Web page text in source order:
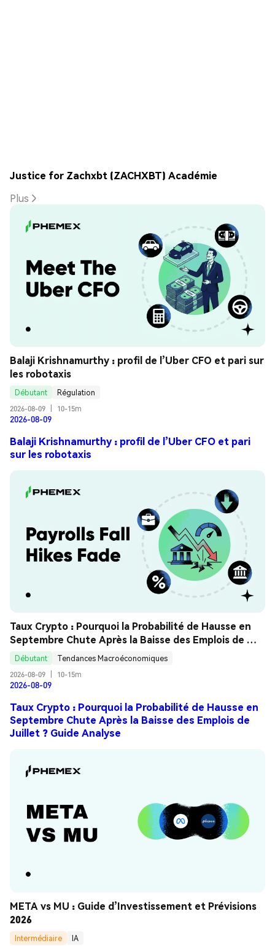
Justice for Zachxbt (ZACHXBT) Académie
Plus
Balaji Krishnamurthy : profil de l’Uber CFO et pari sur
les robotaxis
Débutant
Régulation
2026-08-09
10-15m
2026-08-09
Balaji Krishnamurthy : profil de l’Uber CFO et pari
sur les robotaxis
Taux Crypto : Pourquoi la Probabilité de Hausse en
Septembre Chute Après la Baisse des Emplois de
Juillet ? Guide Analyse
Débutant
Tendances Macroéconomiques
2026-08-09
10-15m
2026-08-09
Taux Crypto : Pourquoi la Probabilité de Hausse en
Septembre Chute Après la Baisse des Emplois de
Juillet ? Guide Analyse
META vs MU : Guide d’Investissement et Prévisions
2026
Intermédiaire
IA